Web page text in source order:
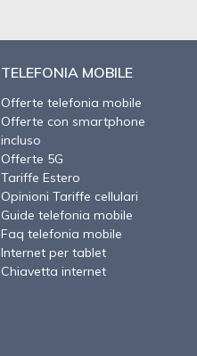
TELEFONIA MOBILE
Offerte telefonia mobile
Offerte con smartphone
incluso
Offerte 5G
Tariffe Estero
Opinioni Tariffe cellulari
Guide telefonia mobile
Faq telefonia mobile
Internet per tablet
Chiavetta internet